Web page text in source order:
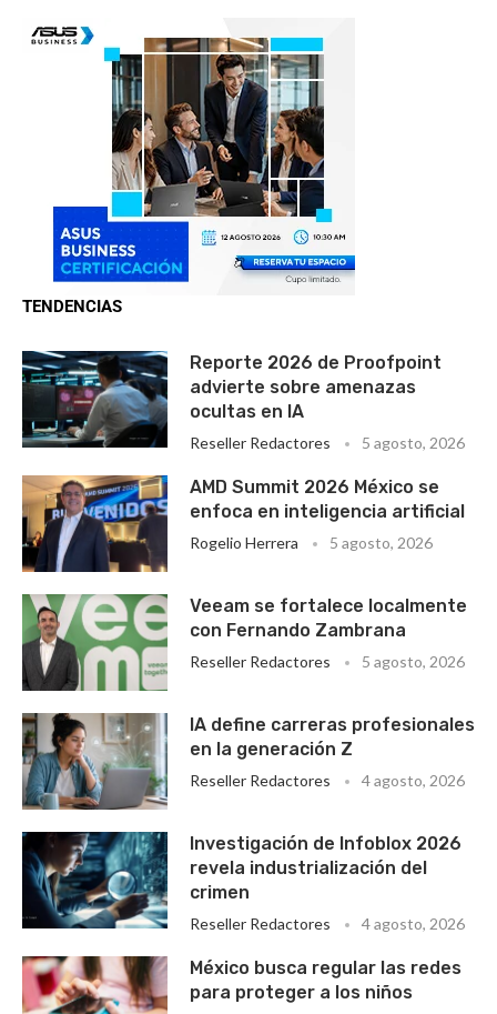
TENDENCIAS
Reporte 2026 de Proofpoint
advierte sobre amenazas
ocultas en IA
Reseller Redactores 5 agosto, 2026
AMD Summit 2026 México se
enfoca en inteligencia artificial
Rogelio Herrera 5 agosto, 2026
Veeam se fortalece localmente
con Fernando Zambrana
Reseller Redactores 5 agosto, 2026
IA define carreras profesionales
en la generación Z
Reseller Redactores 4 agosto, 2026
Investigación de Infoblox 2026
revela industrialización del
crimen
Reseller Redactores 4 agosto, 2026
México busca regular las redes
para proteger a los niños